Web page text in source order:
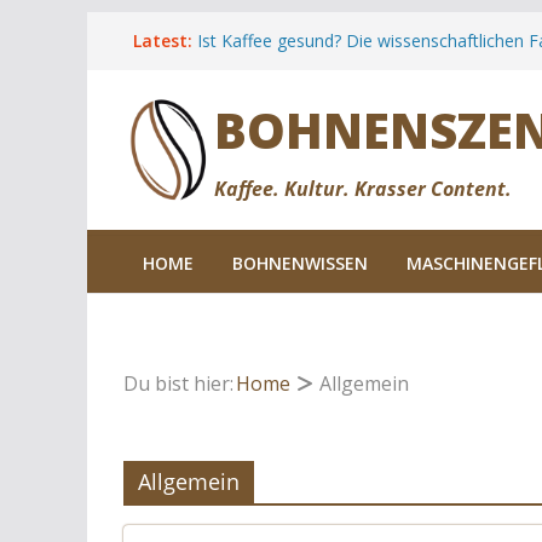
Latest: Ist Kaffee gesund? Die wissenschaftlichen
Sommers
Kaffee Unverträglichkeiten: Ursachen,
wirklich hilft
Die besten Kaffeeregionen für Reisende.
Kaffee. Kultur. Krasser Content.
HOME BOHNENWISSEN
Du bist hier:Home Allgemein
Allgemein